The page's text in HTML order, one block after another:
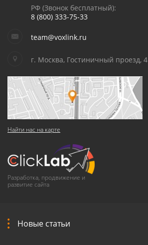
РФ (Звонок бесплатный):
8 (800) 333-75-33
team@voxlink.ru
г. Москва, Гостиничный проезд, 4
Найти нас на карте
Разработка, продвижение и
развитие сайта
Новые статьи